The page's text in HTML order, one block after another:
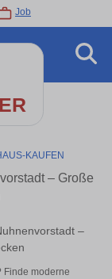
Job
KAUFEN
– Große
–
Finde moderne